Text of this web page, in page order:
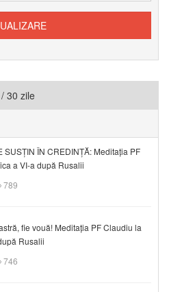
30 zile
SUSȚIN ÎN CREDINȚĂ: Meditația PF
a VI-a după Rusalii
789
fie vouă! Meditația PF Claudiu la
Rusalii
746